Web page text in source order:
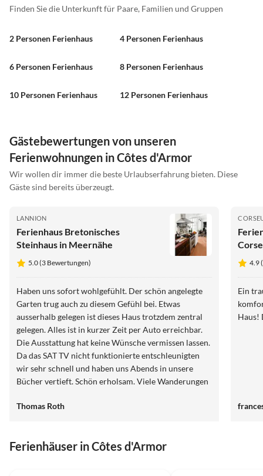
Finden Sie die Unterkunft für Paare, Familien und Gruppen
2 Personen Ferienhaus 4 Personen Ferienhaus
6 Personen Ferienhaus 8 Personen Ferienhaus
10 Personen Ferienhaus 12 Personen Ferienhaus
Gästebewertungen von unseren
Ferienwohnungen in Côtes d'Armor
Wir wollen dir immer die beste Urlaubserfahrung bieten. Diese
Gäste sind bereits überzeugt.
LANNION
Ferienhaus Bretonisches
Steinhaus in Meernähe
5.0 (3 Bewertungen)
Haben uns sofort wohlgefühlt. Der schön angelegte
Garten trug auch zu diesem Gefühl bei. Etwas
ausserhalb gelegen ist dieses Haus trotzdem zentral
gelegen. Alles ist in kurzer Zeit per Auto erreichbar.
Die Ausstattung hat keine Wünsche vermissen lassen.
Da das SAT TV nicht funktionierte entschleunigten
wir sehr schnell und haben uns Abends in unsere
Bücher vertieft. Schön erholsam. Viele Wanderungen
Jederzeit gerne wieder.
Thomas Roth
4.9
Ein
Haus!
Ferienhäuser in Côtes d'Armor